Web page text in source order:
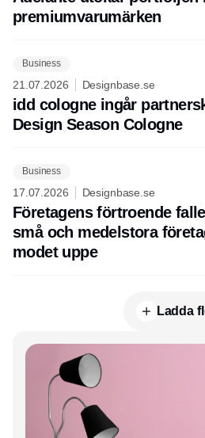
premiumvarumärken
Business
21.07.2026 Designbase.se
idd cologne ingår
Design Season Cologne
Business
17.07.2026 Designbase.se
Företagens förtroende
små och medelstora
modet uppe
Ladda
Annons